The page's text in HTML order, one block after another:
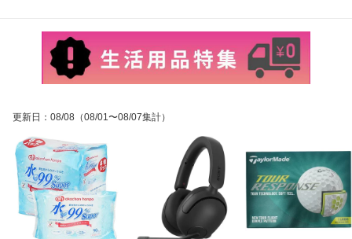
更新日 ： 08/08 （08/01〜08/07集計）